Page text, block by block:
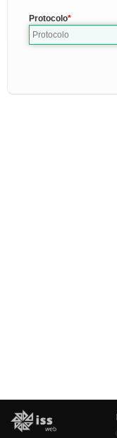
Protocolo